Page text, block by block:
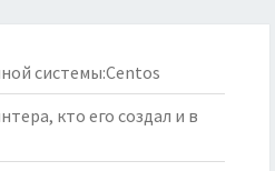
системы:Centos
кто его создал и в